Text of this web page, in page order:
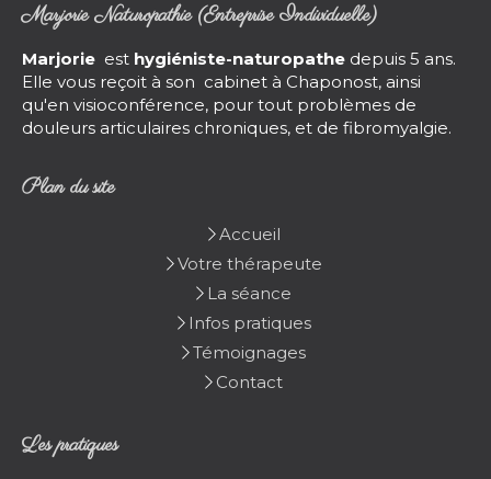
Marjorie Naturopathie (Entreprise Individuelle)
Marjorie est hygiéniste-naturopathe depuis 5 ans.
Elle vous reçoit à son cabinet à Chaponost, ainsi
qu'en visioconférence, pour tout problèmes de
douleurs articulaires chroniques, et de fibromyalgie.
Plan du site
Accueil
Votre thérapeute
La séance
Infos pratiques
Témoignages
Contact
Les pratiques